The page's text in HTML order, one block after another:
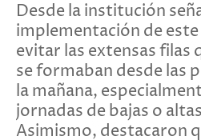
Desde la institución
implementación de
evitar las extensas filas
se formaban desde las
la mañana,
jornadas de bajas o
Asimismo, destacaron